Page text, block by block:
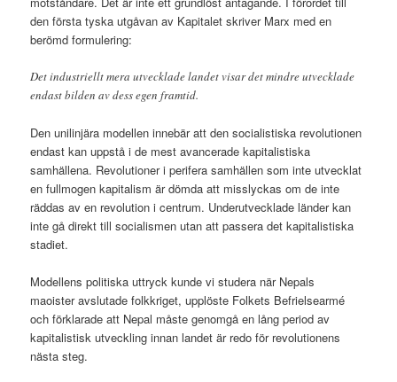
den första tyska utgåvan av Kapitalet skriver Marx med en
berömd formulering:
Det industriellt mera utvecklade landet visar det mindre utvecklade
endast bilden av dess egen framtid.
Den unilinjära modellen innebär att den socialistiska revolutionen
endast kan uppstå i de mest avancerade kapitalistiska
samhällena. Revolutioner i perifera samhällen som inte utvecklat
en fullmogen kapitalism är dömda att misslyckas om de inte
räddas av en revolution i centrum. Underutvecklade länder kan
inte gå direkt till socialismen utan att passera det kapitalistiska
stadiet.
Modellens politiska uttryck kunde vi studera när Nepals
maoister avslutade folkkriget, upplöste Folkets Befrielsearmé
och förklarade att Nepal måste genomgå en lång period av
kapitalistisk utveckling innan landet är redo för revolutionens
nästa steg.